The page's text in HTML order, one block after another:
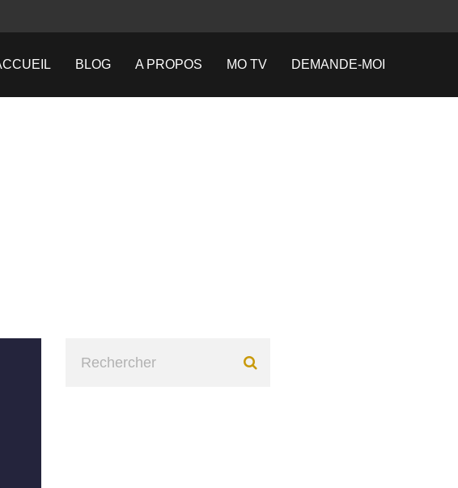
BLOG A PROPOS MO TV DEMANDE-MOI